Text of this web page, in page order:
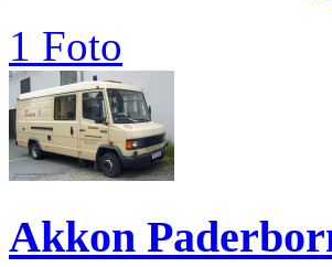
1 Foto
Akkon